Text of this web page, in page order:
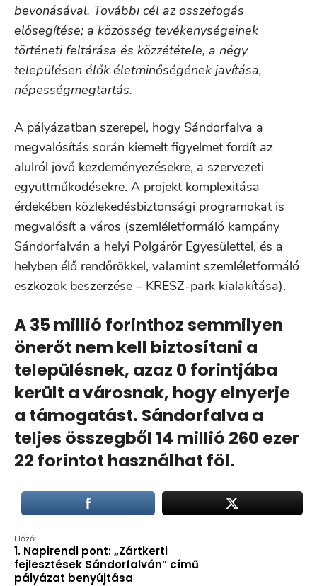
bevonásával. További cél az összefogás
elősegítése; a közösség tevékenységeinek
történeti feltárása és közzététele, a négy
településen élők életminőségének javítása,
népességmegtartás.
A pályázatban szerepel, hogy Sándorfalva a
megvalósítás során kiemelt figyelmet fordít az
alulról jövő kezdeményezésekre, a szervezeti
együttműködésekre. A projekt komplexitása
érdekében közlekedésbiztonsági programokat is
megvalósít a város (szemléletformáló kampány
Sándorfalván a helyi Polgárőr Egyesülettel, és a
helyben élő rendőrökkel, valamint szemléletformáló
eszközök beszerzése – KRESZ-park kialakítása).
A 35 millió forinthoz semmilyen
önerőt nem kell biztosítani a
településnek, azaz 0 forintjába
került a városnak, hogy elnyerje
a támogatást. Sándorfalva a
teljes összegből 14 millió 260 ezer
22 forintot használhat föl.
Előző:
1. Napirendi pont: „Zártkerti
fejlesztések Sándorfalván” című
pályázat benyújtása